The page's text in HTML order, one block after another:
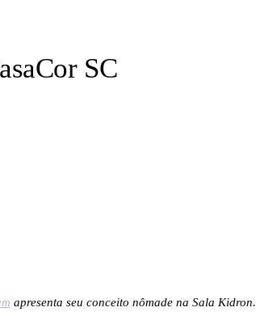
SC
apresenta seu conceito nômade na Sala Kidron.